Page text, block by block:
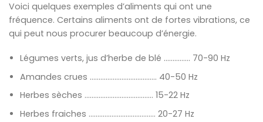
Voici quelques exemples d’aliments qui ont une
fréquence. Certains aliments ont de fortes vibrations, ce
qui peut nous procurer beaucoup d’énergie.
Légumes verts, jus d’herbe de blé …………… 70-90 Hz
Amandes crues ……………………………..… 40-50 Hz
Herbes sèches ………………………..………. 15-22 Hz
Herbes fraiches …………………………….…. 20-27 Hz